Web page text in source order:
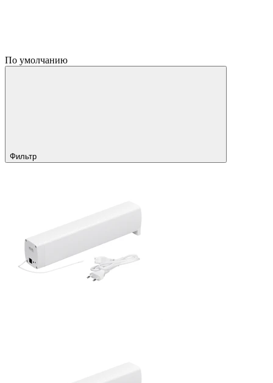
По умолчанию
Фильтр